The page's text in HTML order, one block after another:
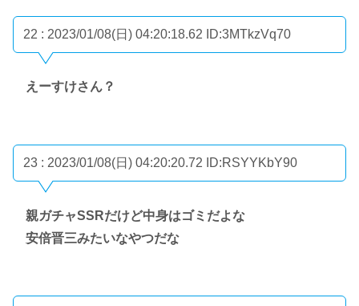
22 : 2023/01/08(日) 04:20:18.62 ID:3MTkzVq70
えーすけさん？
23 : 2023/01/08(日) 04:20:20.72 ID:RSYYKbY90
親ガチャSSRだけど中身はゴミだよな
安倍晋三みたいなやつだな